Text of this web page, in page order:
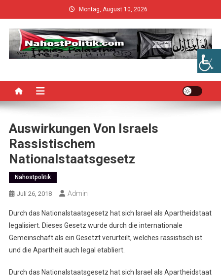
to
content
Montag, August 10, 2026
Auswirkungen Von Israels
Rassistischem
Nationalstaatsgesetz
Nahostpolitik
Juli 26, 2018 Admin
Durch das Nationalstaatsgesetz hat sich Israel als Apartheidstaat
legalisiert. Dieses Gesetz wurde durch die internationale
Gemeinschaft als ein Gesetzt verurteilt, welches rassistisch ist
und die Apartheit auch legal etabliert.
Durch das Nationalstaatsgesetz hat sich Israel als Apartheidstaat